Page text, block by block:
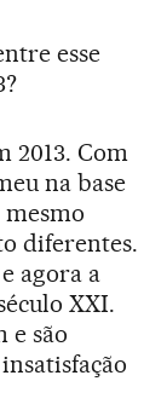
esse
2013. Com
na base
mesmo
diferentes.
e agora a
XXI.
e são